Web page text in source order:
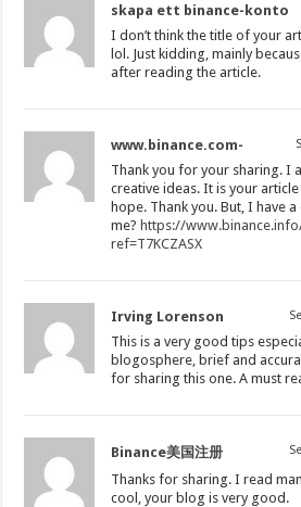
skapa ett binance-konto
I don’t think the title of your
lol. Just kidding, mainly
after reading the article.
www.binance.com-
Thank you for your sharing. I
creative ideas. It is your
hope. Thank you. But, I have
me? https://
ref=T7KCZASX
Irving Lorenson
This is a very good tips
blogosphere, brief and
for sharing this one. A must
Binance美国注册
Thanks for sharing. I read
cool, your blog is very good.